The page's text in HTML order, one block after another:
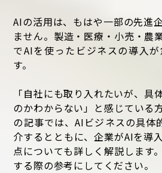
AIの活用は、もはや一部の先進
ません。製造・医療・小売・農
でAIを使ったビジネスの導入
す。
「自社にも取り入れたいが、具
のかわからない」と感じている
の記事では、AIビジネスの具体
介するとともに、企業がAIを導
点についても詳しく解説します
する際の参考にしてください。